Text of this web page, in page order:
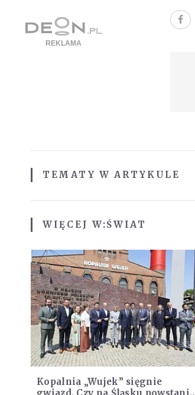
TEMATY W ARTYKULE
WIĘCEJ W:ŚWIAT
Kopalnia „Wujek” sięgnie
gwiazd. Czy na Śląsku powstanie